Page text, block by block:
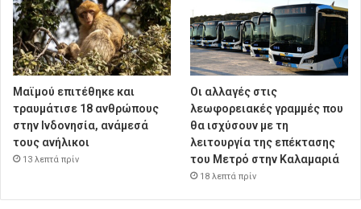
Μαϊμού επιτέθηκε και
τραυμάτισε 18 ανθρώπους
στην Ινδονησία, ανάμεσά
τους ανήλικοι
13 λεπτά πρίν
Οι αλλαγές στις
λεωφορειακές γραμμές που
θα ισχύσουν με τη
λειτουργία της επέκτασης
του Μετρό στην Καλαμαριά
18 λεπτά πρίν